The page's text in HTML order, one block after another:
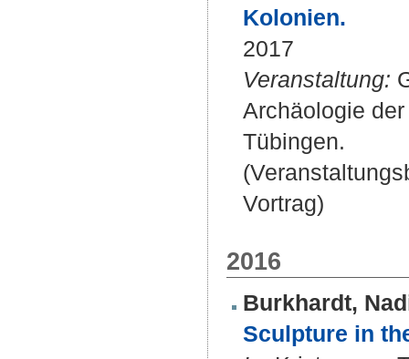
Kolonien.
2017
Veranstaltung:
Archäologie
Tübingen.
Vortrag)
2016
Burkhardt,
Sculpture in